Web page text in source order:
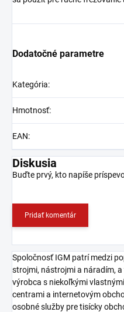
Dodatočné parametre
Kategória:
Hmotnosť:
EAN:
Diskusia
Buďte prvý, kto napíše
Pridať komentár
Spoločnosť IGM patrí medzi
strojmi, nástrojmi a náradím,
výrobca s niekoľkými
centrami a internetovým
osobné služby pre tisícky